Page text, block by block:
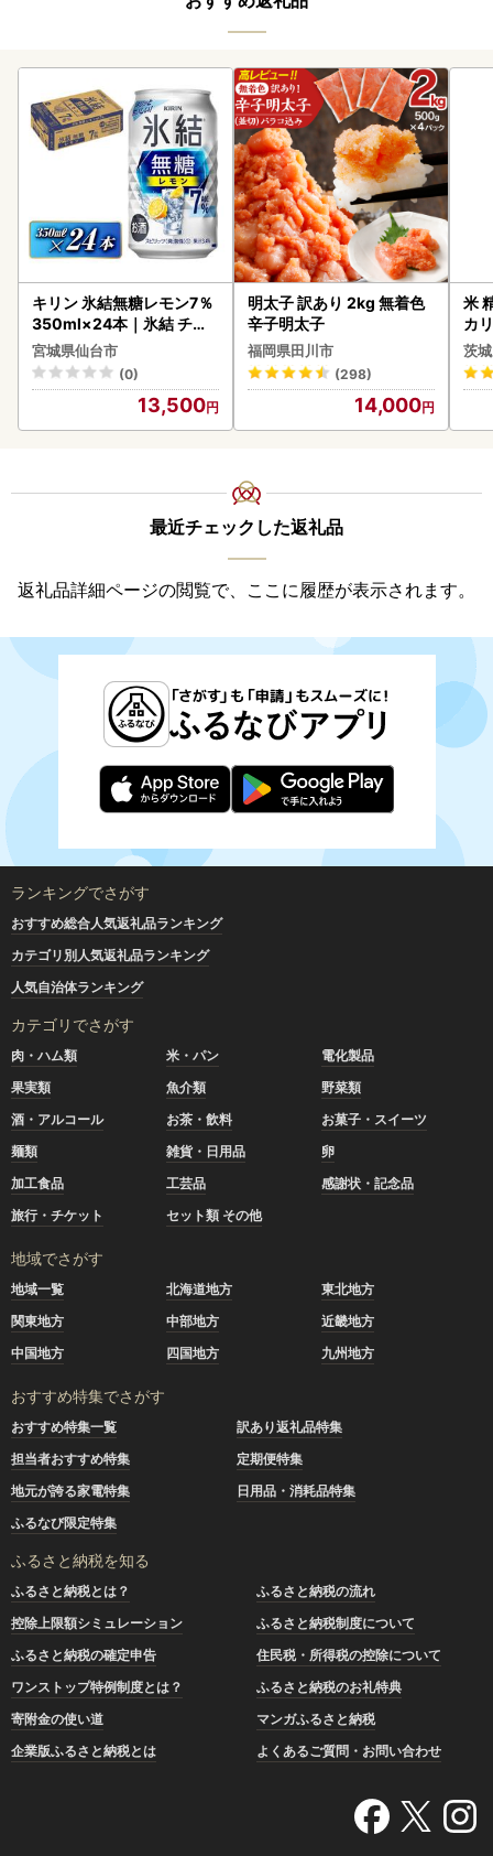
キリン 氷結無糖レモン7％
350ml×24本｜氷結 チュ
ーハイ 仙台市
宮城県仙台市
(0)
13,500
明太子 訳あり 2kg 無着色
辛子明太子
福岡県田川市
(298)
14,000
米
カ
茨
最近チェックした返礼品
返礼品詳細ページの閲覧で、ここに履歴が表示されます。
ランキングでさがす
おすすめ総合人気返礼品ランキング
カテゴリ別人気返礼品ランキング
人気自治体ランキング
カテゴリでさがす
肉・ハム類 米・パン
電化製品
果実類
魚介類
野菜類
酒・アルコール
お茶・飲料
お菓子・スイーツ
麺類
雑貨・日用品
卵
加工食品
工芸品
感謝状・記念品
旅行・チケット
セット類 その他
地域でさがす
地域一覧 北海道地方
東北地方
関東地方
中部地方
近畿地方
中国地方
四国地方 九州地方
おすすめ特集でさがす
おすすめ特集一覧
訳あり返礼品特集
担当者おすすめ特集
定期便特集
地元が誇る家電特集
日用品・消耗品特集
ふるなび限定特集
ふるさと納税を知る
ふるさと納税とは？
ふるさと納税の流れ
控除上限額シミュレーション
ふるさと納税制度について
ふるさと納税の確定申告
住民税・所得税の控除について
ワンストップ特例制度とは？
ふるさと納税のお礼特典
寄附金の使い道
マンガふるさと納税
企業版ふるさと納税とは
よくあるご質問・お問い合わせ